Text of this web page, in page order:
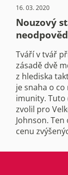
16. 03. 2020
Nouzový
Tváří v tvář
zásadě dvě
z hlediska
je snaha o
imunity. Tuto
zvolil pro
Johnson.
cenu